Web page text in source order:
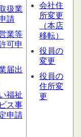
扱業
請
業等
可申
届出
福祉
ス事
申請
会社住
所変更
（本店
移転）
役員の
変更
役員の
住所変
更